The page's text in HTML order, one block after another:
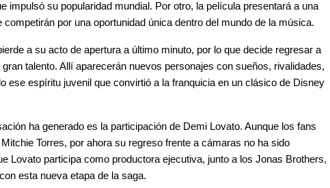
impulsó su popularidad mundial. Por otro, la película presentará a una
por una oportunidad única dentro del mundo de la música.
a su acto de apertura a último minuto, por lo que decide regresar a
talento. Allí aparecerán nuevos personajes con sueños, rivalidades,
ese espíritu juvenil que convirtió a la franquicia en un clásico de Disney
ha generado es la participación de Demi Lovato. Aunque los fans
Torres, por ahora su regreso frente a cámaras no ha sido
Lovato participa como productora ejecutiva, junto a los Jonas Brothers,
esta nueva etapa de la saga.